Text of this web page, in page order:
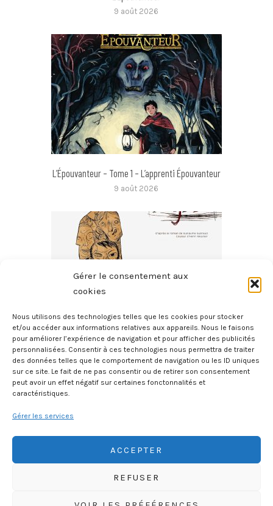
Gérer le consentement aux
cookies
Nous utilisons des technologies telles que les cookies pour stocker
et/ou accéder aux informations relatives aux appareils. Nous le faisons
pour améliorer l’expérience de navigation et pour afficher des publicités
personnalisées. Consentir à ces technologies nous permettra de traiter
des données telles que le comportement de navigation ou les ID uniques
sur ce site. Le fait de ne pas consentir ou de retirer son consentement
peut avoir un effet négatif sur certaines fonctonnalités et
caractéristiques.
Gérer les services
ACCEPTER
REFUSER
9 août 2026
L’Épouvanteur – Tome 1 – L’apprenti Épouvanteur
9 août 2026
Je Mourrai Pas Gibier
7 août 2026
HISTOIREGEOBD.COM